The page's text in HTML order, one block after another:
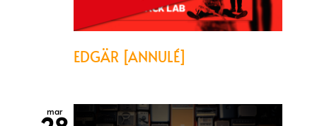
EDGÄR [ANNULÉ]
mar